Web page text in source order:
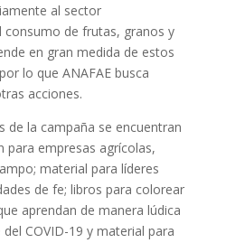
al sector
de frutas, granos y
en gran medida de estos
lo que ANAFAE busca
acciones.
de la campaña se encuentran
para empresas agrícolas,
material para líderes
de fe; libros para colorear
aprendan de manera lúdica
COVID-19 y material para